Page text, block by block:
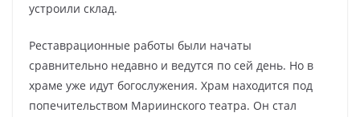
устроили склад.
Реставрационные работы были начаты
сравнительно недавно и ведутся по сей день. Но в
храме уже идут богослужения. Храм находится под
попечительством Мариинского театра. Он стал